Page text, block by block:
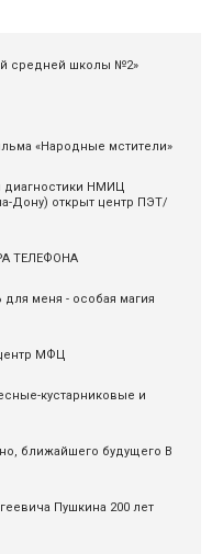
средней школы №2»
«Народные мстители»
диагностики НМИЦ
Дону) открыт центр ПЭТ/
ТЕЛЕФОНА
меня - особая магия
МФЦ
кустарниковые и
ближайшего будущего В
Пушкина 200 лет